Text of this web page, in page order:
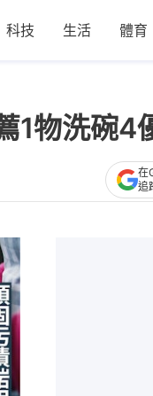
科技 生活 體育
1物洗碗4
在
追